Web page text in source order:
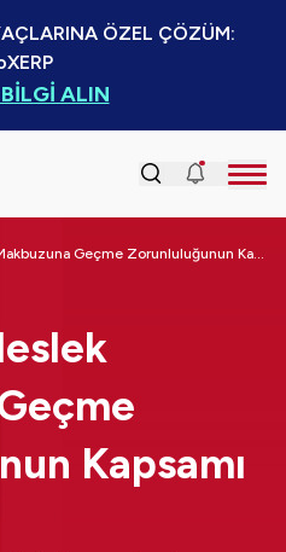
ÖZEL ÇÖZÜM:
ALIN
e-Serbest Meslek Makbuzuna Geçme Zorunluluğunun Kapsamı Nedir?
Kapsamı